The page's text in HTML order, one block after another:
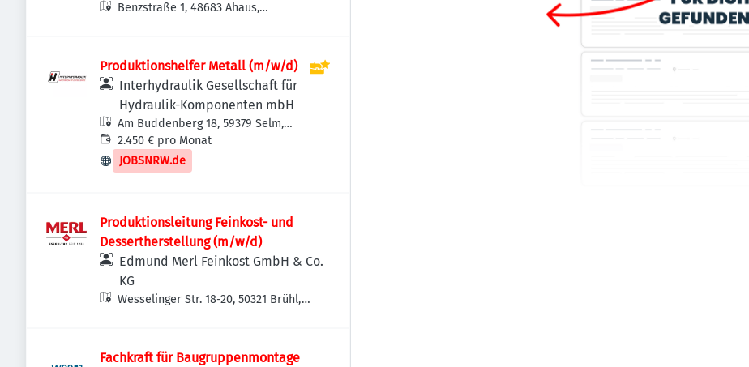
Benzstraße 1, 48683 Ahaus,
Produktionshelfer Metall (m/w/d)
Interhydraulik Gesellschaft für
Hydraulik-Komponenten mbH
Am Buddenberg 18, 59379 Selm,
Deutschland
2.450 € pro Monat
JOBSNRW.de
Produktionsleitung Feinkost- und
Dessertherstellung (m/w/d)
Edmund Merl Feinkost GmbH & Co.
KG
Wesselinger Str. 18-20, 50321 Brühl,
Fachkraft für Baugruppenmontage